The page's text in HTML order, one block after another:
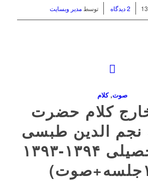
2 دیدگاه توسط مدیر وبسایت
صوت,کلام
کلام حضرت
نجم الدین طبسی
-سال تحصیلی ۱۳۹۴-۱۳۹۳